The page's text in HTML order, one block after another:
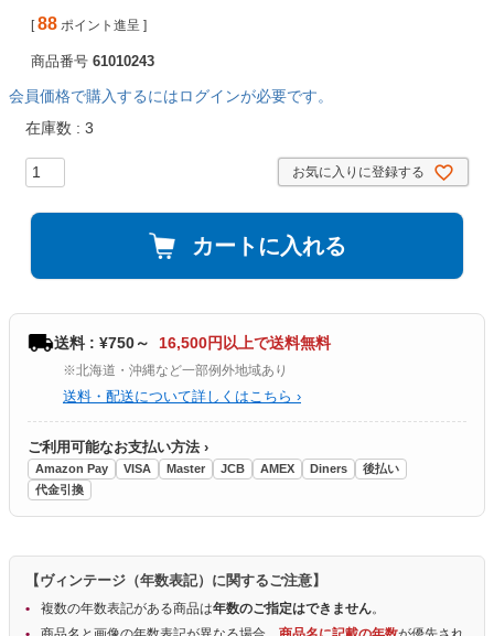
[ 88 ポイント進呈 ]
商品番号 61010243
会員価格で購入するにはログインが必要です。
在庫数
3
お気に入りに登録する
カートに入れる
送料 : ¥750～ 16,500円以上で送料無料
※北海道・沖縄など一部例外地域あり
送料・配送について詳しくはこちら ›
ご利用可能なお支払い方法 ›
Amazon Pay VISA Master JCB AMEX Diners
後払い
代金引換
【ヴィンテージ（年数表記）に関するご注意】
複数の年数表記がある商品は年数のご指定はできません。